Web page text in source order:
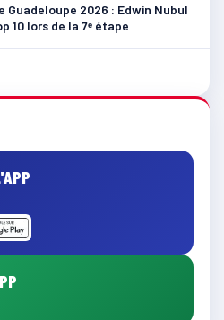
Guadeloupe 2026 : Edwin Nubul
10 lors de la 7ᵉ étape